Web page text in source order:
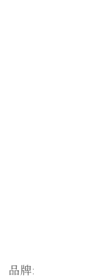
品牌: